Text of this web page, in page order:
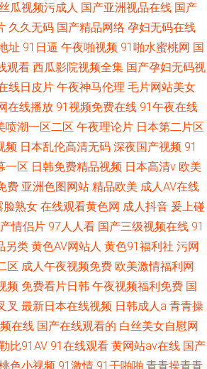
瓜视频污成人 国产亚洲视品在线 国产
久久无码 国产精品网络 孕妇无码在线
址 91日逼 午夜啪视频 91啪水蜜桃网 国
观看 西瓜影院视频全集 国产孕妇无码视
线日皮片 午夜神马伦理 毛片网站美女
在线播放 91视频免费在线 91午夜在线
喷潮一区二区 午夜理论片 日本第二片区
频 日本乱伦高清无码 深夜国产视频 91
一区 日韩免费精品视频 日本高清v 欧美
费 亚洲色图网站 精品欧美 成人AV在线
脸熟女 在线观看黄色网 成人抖音 爰上碰
情侣片 97人人看 国产三级视频在线 91
另类 黄色AV网站人 黄色91福利社 污网
区 成人午夜视频免费 欧美激情福利网
频 免费看片日韩 午夜视频福利免费 国
叉 最新日本在线视频 日韩成人a 青青操
在线 国产在线观看的 白丝美女自慰网
比91AV 91在线观看 黄网站av在线 国产
色小视频 91激情 91干啪啪 青青操青青